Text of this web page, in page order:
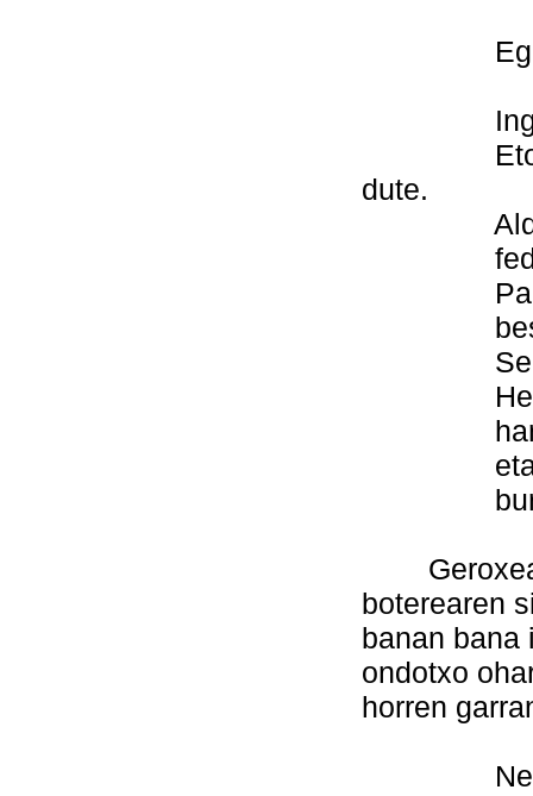
Egitan
dute.
Alde
besterik
hartuko
eta lur
boterearen
banan bana
ondotxo
horren
Nere